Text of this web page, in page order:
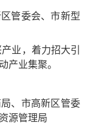
管委会、市新型
业，着力招大引
产业集聚。
、市高新区管委
源管理局